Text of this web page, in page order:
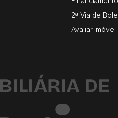
2ª Via de
Avaliar Imóvel